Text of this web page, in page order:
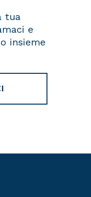
tua
e
insieme